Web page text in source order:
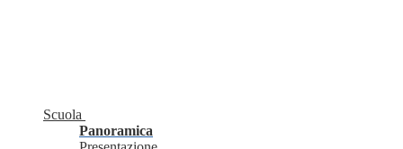
Scuola
Panoramica